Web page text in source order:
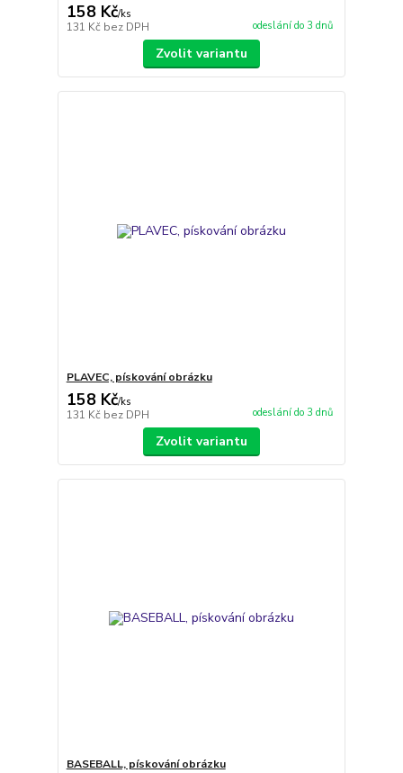
158 Kč/ks
131 Kč bez DPH odeslání do 3 dnů
Zvolit variantu
PLAVEC, pískování obrázku
158 Kč/ks
131 Kč bez DPH odeslání do 3 dnů
Zvolit variantu
BASEBALL, pískování obrázku